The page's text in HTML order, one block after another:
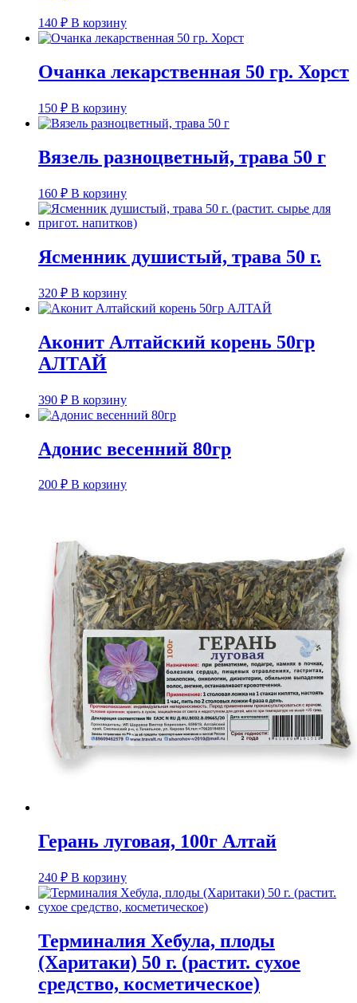
140 ₽ В корзину
Очанка лекарственная 50 гр. Хорст
150 ₽ В корзину
Вязель разноцветный, трава 50 г
160 ₽ В корзину
Ясменник душистый, трава 50 г.
320 ₽ В корзину
Аконит Алтайский корень 50гр
АЛТАЙ
390 ₽ В корзину
Адонис весенний 80гр
200 ₽ В корзину
Герань луговая, 100г Алтай
240 ₽ В корзину
Терминалия Хебула, плоды
(Харитаки) 50 г. (растит. сухое
средство, косметическое)